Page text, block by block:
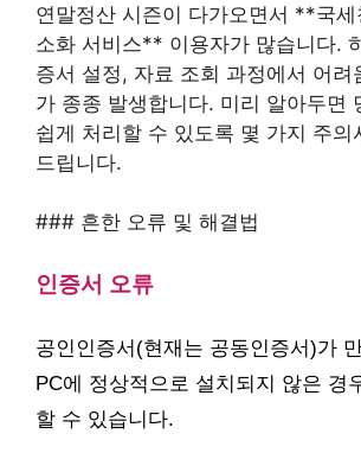
연말정산 시즌이 다가오면서 **국
소화 서비스** 이용자가 많습니다.
증서 설정, 자료 조회 과정에서 어려
가 종종 발생합니다. 미리 알아두면
쉽게 처리할 수 있도록 몇 가지 주의
드립니다.
### 흔한 오류 및 해결법
인증서 오류
공인인증서(현재는 공동인증서)가
PC에 정상적으로 설치되지 않은 경
할 수 있습니다.